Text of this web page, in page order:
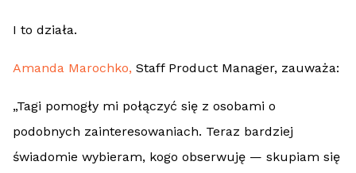
I to działa.
Amanda Marochko, Staff Product Manager, zauważa:
„Tagi pomogły mi połączyć się z osobami o
podobnych zainteresowaniach. Teraz bardziej
świadomie wybieram, kogo obserwuję — skupiam się